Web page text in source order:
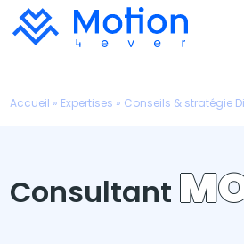
Accueil » Expertises » Conseils & stratégie
Consultant